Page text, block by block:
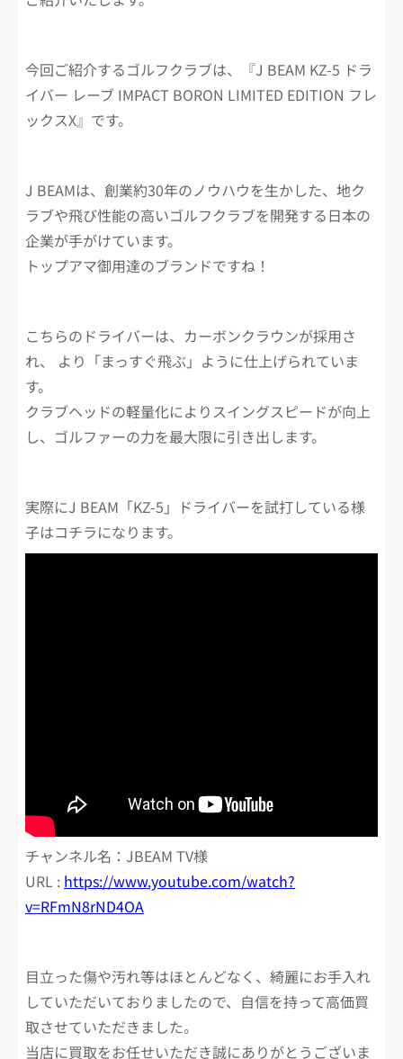
今回ご紹介するゴルフクラブは、『J BEAM KZ-5 ドラ
イバー レーブ IMPACT BORON LIMITED EDITION フレ
ックスX』です。
J BEAMは、創業約30年のノウハウを生かした、地ク
ラブや飛び性能の高いゴルフクラブを開発する日本の
企業が手がけています。
トップアマ御用達のブランドですね！
こちらのドライバーは、カーボンクラウンが採用さ
れ、 より「まっすぐ飛ぶ」ように仕上げられていま
す。
クラブヘッドの軽量化によりスイングスピードが向上
し、ゴルファーの力を最大限に引き出します。
実際にJ BEAM「KZ-5」ドライバーを試打している様
子はコチラになります。
チャンネル名：JBEAM TV様
URL : https://www.youtube.com/watch?
v=RFmN8rND4OA
目立った傷や汚れ等はほとんどなく、綺麗にお手入れ
していただいておりましたので、自信を持って高価買
取させていただきました。
当店に買取をお任せいただき誠にありがとうございま